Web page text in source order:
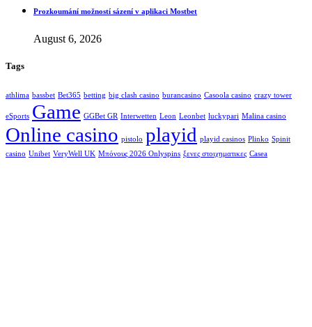
Prozkoumání možností sázení v aplikaci Mostbet
August 6, 2026
Tags
athlima bassbet Bet365 betting big clash casino burancasino Casoola casino crazy tower
eSports Game GGBet GR Interwetten Leon Leonbet luckypari Malina casino
Online casino pistolo playid playid casinos Plinko Spinit
casino Unibet VeryWell UK Μπόνους 2026 Onlyspins ξενες στοιχηματικες Сasea